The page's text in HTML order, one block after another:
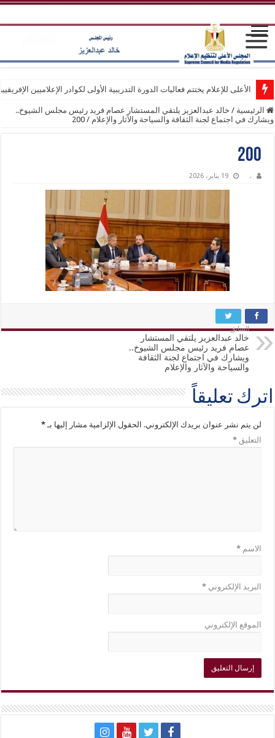
الأعلى للإعلام يختتم فعاليات الدورة التدريبية الأولى لكوادر الإعلاميين
الرئيسية / خالد عبدالعزيز يلتقي المستشار عصام فريد رئيس مجلس الشيوخ..
ويشارك في اجتماع لجنة الثقافة والسياحة والآثار والإعلام /
200
200
. 19 يناير، 2026
السابق
خالد عبدالعزيز يلتقي المستشار
عصام فريد رئيس مجلس الشيوخ..
ويشارك في اجتماع لجنة الثقافة
والسياحة والآثار والإعلام
اترك تعليقاً
لن يتم نشر عنوان بريدك الإلكتروني. الحقول الإلزامية مشار إليها بـ*
التعليق*
الاسم*
البريد الإلكتروني*
الموقع الإلكتروني